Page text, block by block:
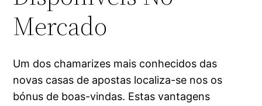
Mercado
Um dos chamarizes mais conhecidos das
novas casas de apostas localiza-se nos os
bónus de boas-vindas. Estas vantagens